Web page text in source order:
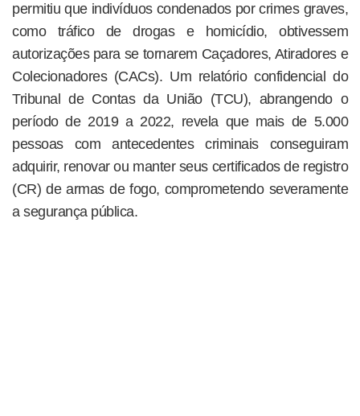
permitiu que indivíduos condenados por crimes graves,
como tráfico de drogas e homicídio, obtivessem
autorizações para se tornarem Caçadores, Atiradores e
Colecionadores (CACs). Um relatório confidencial do
Tribunal de Contas da União (TCU), abrangendo o
período de 2019 a 2022, revela que mais de 5.000
pessoas com antecedentes criminais conseguiram
adquirir, renovar ou manter seus certificados de registro
(CR) de armas de fogo, comprometendo severamente
a segurança pública.